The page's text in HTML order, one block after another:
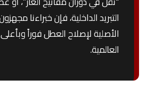
التبريد الداخلية، فإن خبراءنا
الأصلية لإصلاح العطل فوراً
العالمية.